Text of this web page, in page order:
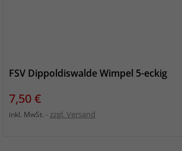
FSV Dippoldiswalde Wimpel 5-eckig
Preis
7,50 €
inkl. MwSt. zzgl. Versand